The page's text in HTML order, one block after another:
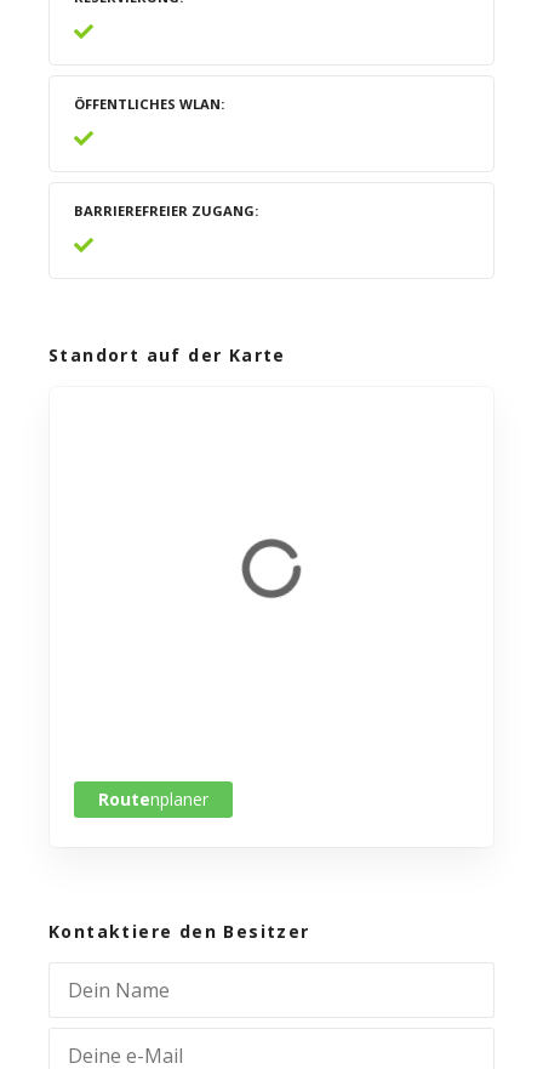
ÖFFENTLICHES WLAN
BARRIEREFREIER ZUGANG
Standort auf der Karte
Routenplaner
Kontaktiere den Besitzer